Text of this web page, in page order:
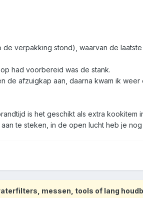
verpakking stond), waarvan de
had voorbereid was de stank.
de afzuigkap aan, daarna kwam ik
is het geschikt als extra kookitem
te steken, in de open lucht heb je
messen, tools of lang